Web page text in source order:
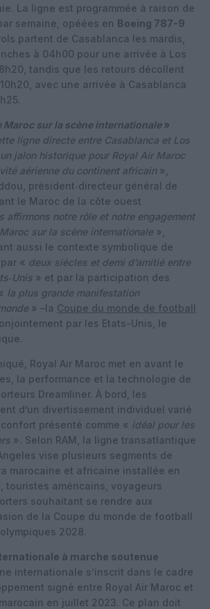
La ligne est programmée à raison de
semaine, opéées en Boeing 787-9
partent de Casablanca les mardis,
à 04h00 pour une arrivée à Los
tandis que les retours décollent
avec une arrivée à Casablanca
Maroc sur la scène internationale»
ligne directe entre Casablanca et Los
jalon historique pour Royal Air Maroc
aérienne du continent africain »,
président‑directeur général de
le Maroc de la côte ouest
affirmons notre rôle et notre engagement
sur la scène internationale »,
aussi le contexte symbolique de
« deux siècles et demi d’amitié entre
» et par la participation des
la plus grande manifestation
» –la Coupe du monde de football
par les Etats-Unis, le
Royal Air Maroc met en avant le
la performance et la technologie de
Dreamliner. À bord, les
d’un divertissement individuel varié
présenté comme « idéal pour les
». Selon RAM, la ligne transatlantique
vise plusieurs segments de
marocaine et africaine installée en
touristes américains, voyageurs
souhaitant se rendre aux
de la Coupe du monde de football
2028.
à marche soutenue
internationale s’inscrit dans le cadre
signé entre Royal Air Maroc et
en juillet 2023. Ce plan doit